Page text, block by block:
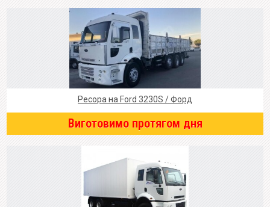
Ресора на Ford 3230S / Форд
Виготовимо протягом дня